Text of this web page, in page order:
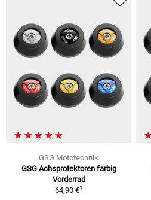
GSG Mototechnik
GSG Achsprotektoren farbig
Vorderrad
64,90 €1